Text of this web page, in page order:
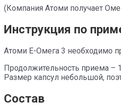
(Компания Атоми получает
Инструкция по
Атоми Е-Омега 3 необходимо
Продолжительность приема –
Размер капсул небольшой,
Состав